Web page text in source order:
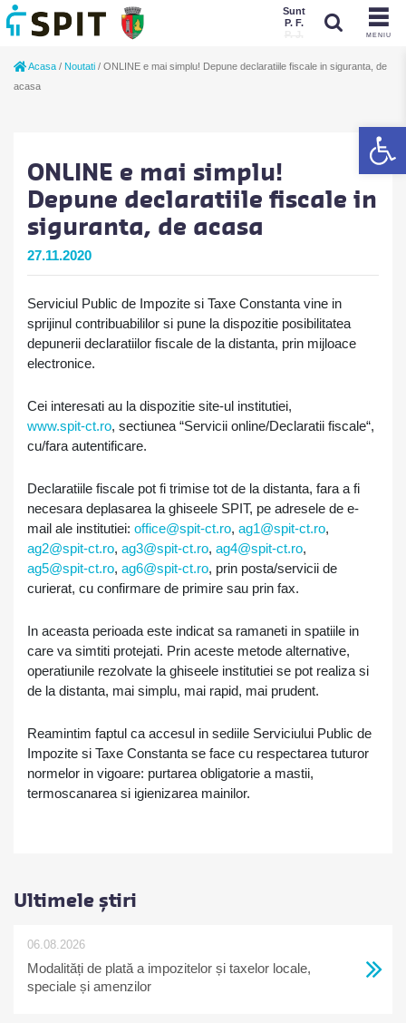
MENIU
Sunt
P. F.
P. J.
Acasa / Noutati / ONLINE e mai simplu! Depune declaratiile fiscale in siguranta, de
acasa
ONLINE e mai simplu!
Depune declaratiile fiscale in
siguranta, de acasa
27.11.2020
Serviciul Public de Impozite si Taxe Constanta vine in
sprijinul contribuabililor si pune la dispozitie posibilitatea
depunerii declaratiilor fiscale de la distanta, prin mijloace
electronice.
Cei interesati au la dispozitie site-ul institutiei,
www.spit-ct.ro, sectiunea “Servicii online/Declaratii fiscale“,
cu/fara autentificare.
Declaratiile fiscale pot fi trimise tot de la distanta, fara a fi
necesara deplasarea la ghiseele SPIT, pe adresele de e-
mail ale institutiei: office@spit-ct.ro, ag1@spit-ct.ro,
ag2@spit-ct.ro, ag3@spit-ct.ro, ag4@spit-ct.ro,
ag5@spit-ct.ro, ag6@spit-ct.ro, prin posta/servicii de
curierat, cu confirmare de primire sau prin fax.
In aceasta perioada este indicat sa ramaneti in spatiile in
care va simtiti protejati. Prin aceste metode alternative,
operatiunile rezolvate la ghiseele institutiei se pot realiza si
de la distanta, mai simplu, mai rapid, mai prudent.
Reamintim faptul ca accesul in sediile Serviciului Public de
Impozite si Taxe Constanta se face cu respectarea tuturor
normelor in vigoare: purtarea obligatorie a mastii,
termoscanarea si igienizarea mainilor.
Ultimele știri
06.08.2026
Modalități de plată a impozitelor și taxelor locale,
speciale și amenzilor